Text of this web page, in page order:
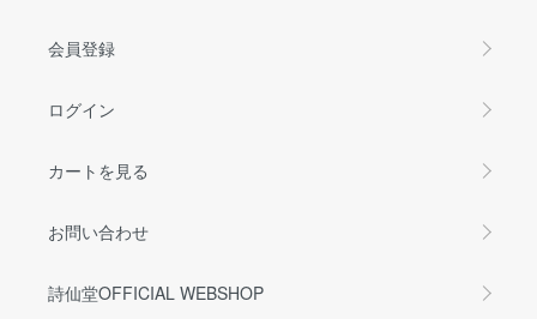
会員登録
ログイン
カートを見る
お問い合わせ
詩仙堂OFFICIAL WEBSHOP